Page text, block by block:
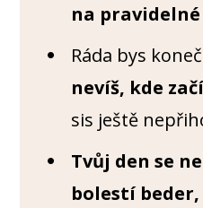
na pravidelné
Ráda bys
nevíš, kde
sis ještě
Tvůj den se
bolestí